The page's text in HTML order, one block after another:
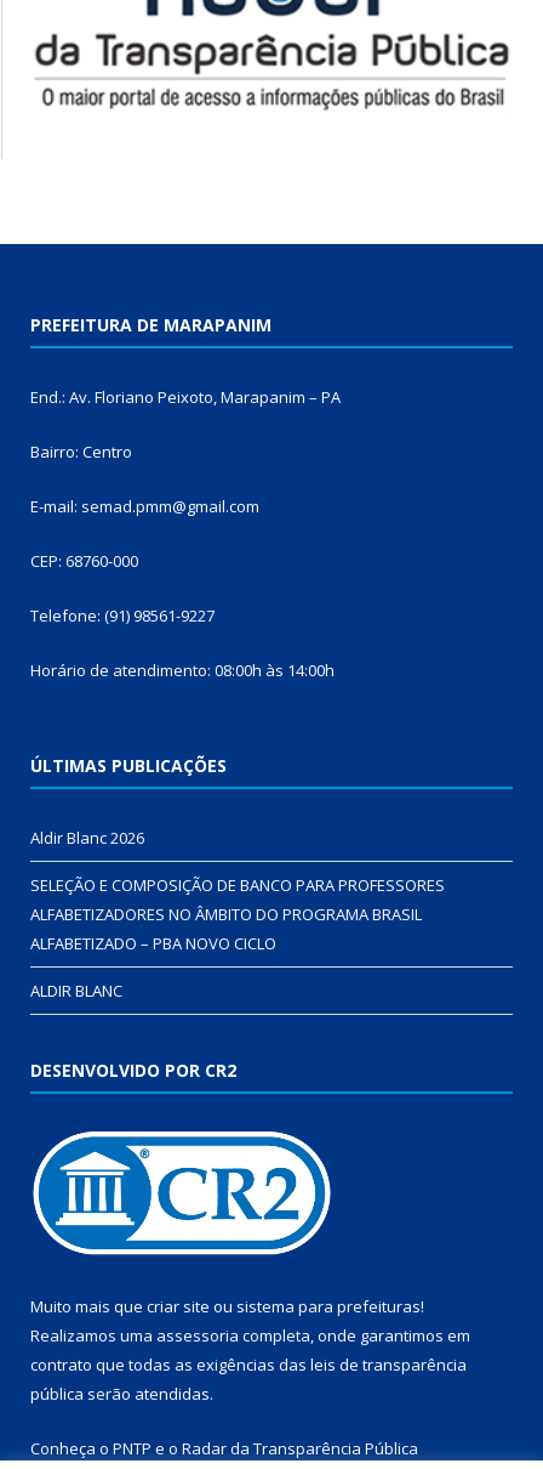
PREFEITURA DE MARAPANIM
End.: Av. Floriano Peixoto, Marapanim – PA
Bairro: Centro
E-mail: semad.pmm@gmail.com
CEP: 68760-000
Telefone: (91) 98561-9227
Horário de atendimento: 08:00h às 14:00h
ÚLTIMAS PUBLICAÇÕES
Aldir Blanc 2026
SELEÇÃO E COMPOSIÇÃO DE BANCO PARA PROFESSORES
ALFABETIZADORES NO ÂMBITO DO PROGRAMA BRASIL
ALFABETIZADO – PBA NOVO CICLO
ALDIR BLANC
DESENVOLVIDO POR CR2
Muito mais que criar site ou sistema para prefeituras!
Realizamos uma assessoria completa, onde garantimos em
contrato que todas as exigências das leis de transparência
pública serão atendidas.
Conheça o PNTP e o Radar da Transparência Pública